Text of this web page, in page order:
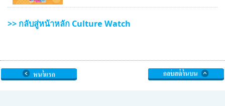
>> กลับสู่หน้าหลัก Culture Watch